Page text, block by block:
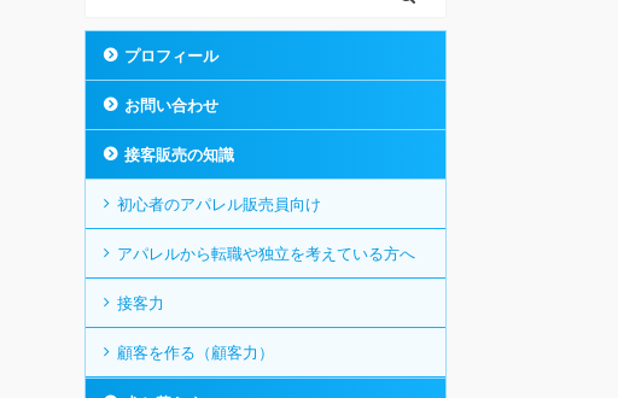
プロフィール
お問い合わせ
接客販売の知識
初心者のアパレル販売員向け
アパレルから転職や独立を考えている方へ
接客力
顧客を作る（顧客力）